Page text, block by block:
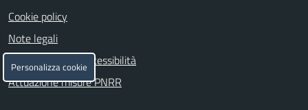
Cookie policy
Note legali
Dichiarazione di accessibilità
Attuazione misure PNRR
Personalizza cookie